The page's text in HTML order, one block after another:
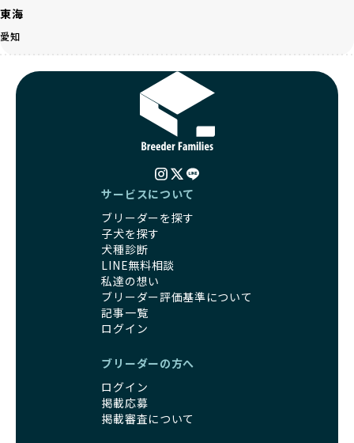
BreederFamiliesは、ペット業界が抱える命の大量生産・大
量販売、負担の大きい流通構造、劣悪な飼育環境といった課
題に真摯に向き合っています。優良ブリーダーとの直接取引
を促進することで、無駄な命の消費を減らし、命を大切にす
る社会の実現を目指しています。
さらに、売上の一部を保護団体や保護団体を支援する公益法
人へ寄付しています。多くのペット販売業者が、動物福祉へ
の取り組みが不十分であることを理由に寄付を断られる中、
ます。この活動により、保護が必要なワンちゃんの救済や保
護活動の支援にも貢献しています。
でなく、すべてのワンちゃんに優しい未来を創るための大き
な一歩です。ユーザーの皆さんがBreederFamiliesを通じて
子犬をお迎えすることで、こうした社会貢献活動を間接的に
支えることができます。
BreederFamiliesに登録されているブリーダーは、子犬が心
身ともに健康に育つための環境づくりに全力を注いでいま
遺伝的なリスクを最小限に抑えた繁殖計画、栄養バランスが
考えられた食事、子犬がのびのびと動ける適度な運動環境、
さらに獣医師と連携した健康管理まで徹底しています。
その結果、BreederFamiliesを通じてお迎えする子犬は、元
気で健康なスタートを切れることが大きな魅力です。
を軽視しがちです。
「ペットショップ等を使わない」の詳細はこちら
近年、「小さくて可愛い」「珍しい毛色」という見た目の特
徴が人気を集め、高値で取引されることが多くなっていま
す。しかし、こうした特徴には健康リスクが伴う場合が少な
くありません。極小サイズは骨や心臓に負担がかかりやす
く、レアカラーには遺伝疾患のリスクが高まることがありま
営利優先ブリーダーは、このような流行や需要に応じて無理
な繁殖を行いがちです。小柄な母犬を繁殖に多用して体に負
担をかけたり、子犬を小さく見せるために食事を減らすな
ど、健康を犠牲にした管理がされることもあります。このよ
うな方法では、ワンちゃんの免疫力や体力が低下し、飼い主
にとっても将来的な医療費やケアの負担が増える恐れがあり
優良ブリーダーは、こうした流行に流されず、ワンちゃんの
健康を最優先に考えています。特に小さいワンちゃんやレア
カラーの子犬を販売する場合は、健康リスクを十分に理解
し、飼い主にそのリスクについて丁寧に説明しています。食
ワンちゃんの健康を第一にした繁殖を心がけています。
「見た目以上に健康重視」の詳細はこちら
引退犬とは、繁殖期を終えたワンちゃんたちのことを指しま
東海
愛知
サービスについて
ブリーダーを探す
子犬を探す
犬種診断
LINE無料相談
私達の想い
ブリーダー評価基準について
記事一覧
ログイン
ブリーダーの方へ
ログイン
掲載応募
掲載審査について